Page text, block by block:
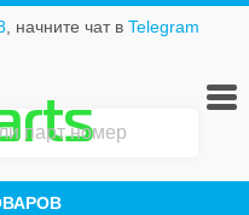
, начните чат в Telegram